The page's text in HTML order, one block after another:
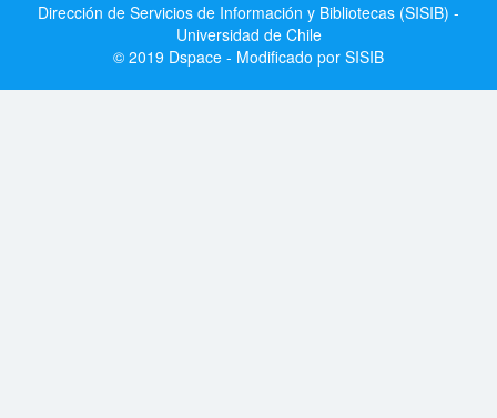
Dirección de Servicios de Información y Bibliotecas (SISIB) -
Universidad de Chile
© 2019 Dspace - Modificado por SISIB